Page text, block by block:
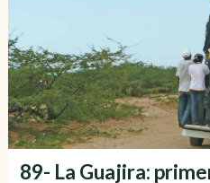
89- La Guajira: